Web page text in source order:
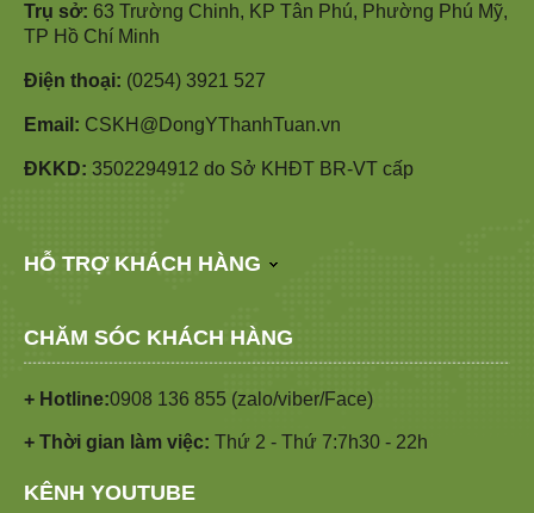
Trụ sở: 63 Trường Chinh, KP Tân Phú, Phường Phú Mỹ,
TP Hồ Chí Minh
Điện thoại: (0254) 3921 527
Email: CSKH@DongYThanhTuan.vn
ĐKKD: 3502294912 do Sở KHĐT BR-VT cấp
HỖ TRỢ KHÁCH HÀNG
CHĂM SÓC KHÁCH HÀNG
+ Hotline:0908 136 855 (zalo/viber/Face)
+ Thời gian làm việc: Thứ 2 - Thứ 7:7h30 - 22h
KÊNH YOUTUBE